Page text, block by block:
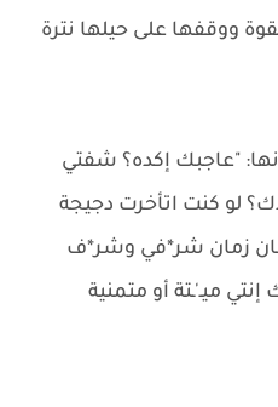
ووقفها على حيلها نترة
"عاجبك إكده؟ شفتي
لو كنت اتأخرت دجيجة
زمان شر*في وشر*ف
ميـ'ـتة أو متمنية